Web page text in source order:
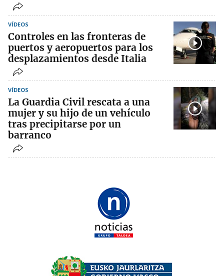
VÍDEOS
Controles en las fronteras de
puertos y aeropuertos para los
desplazamientos desde Italia
VÍDEOS
La Guardia Civil rescata a una
mujer y su hijo de un vehículo
tras precipitarse por un
barranco